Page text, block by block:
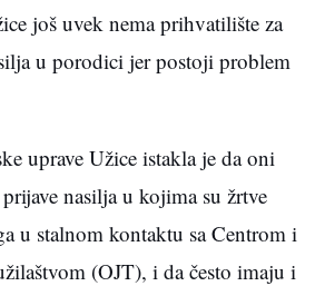
još uvek nema prihvatilište za
u porodici jer postoji problem
uprave Užice istakla je da oni
nasilja u kojima su žrtve
u stalnom kontaktu sa Centrom i
(OJT), i da često imaju i